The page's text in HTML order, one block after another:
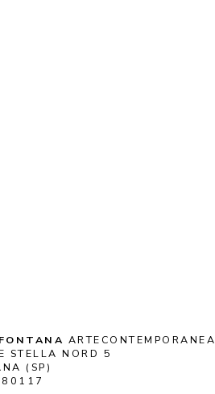
ARTECONTEMPORANEA
STELLA NORD 5
(SP)